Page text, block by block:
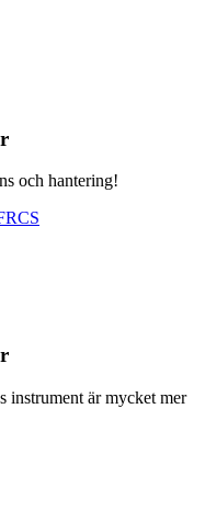
och hantering!
instrument är mycket mer